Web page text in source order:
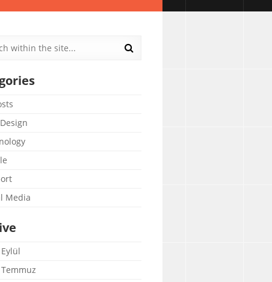
Media